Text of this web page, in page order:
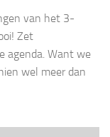
van het 3-
Zet
agenda. Want we
wel meer dan